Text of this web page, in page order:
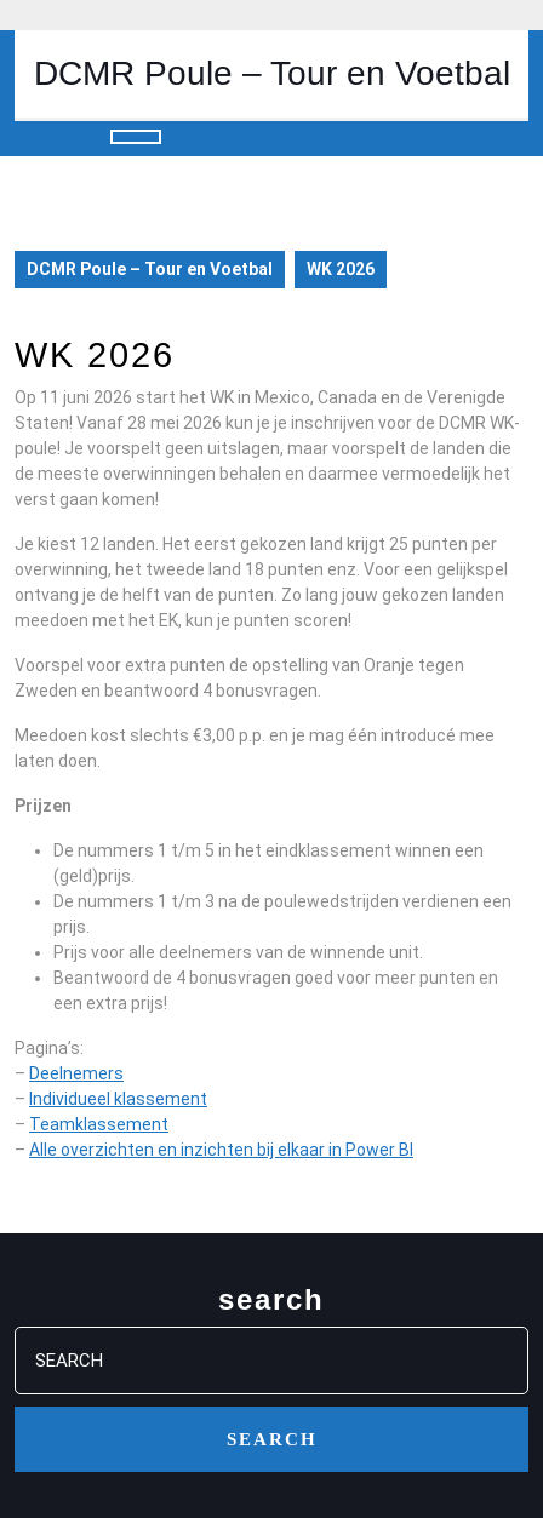
to
contentDCMR Poule – Tour en Voetbal
Button
DCMR Poule – Tour en Voetbal WK 2026
WK 2026
Op 11 juni 2026 start het WK in Mexico, Canada en de Verenigde
Staten! Vanaf 28 mei 2026 kun je je inschrijven voor de DCMR WK-
poule! Je voorspelt geen uitslagen, maar voorspelt de landen die
de meeste overwinningen behalen en daarmee vermoedelijk het
verst gaan komen!
Je kiest 12 landen. Het eerst gekozen land krijgt 25 punten per
overwinning, het tweede land 18 punten enz. Voor een gelijkspel
ontvang je de helft van de punten. Zo lang jouw gekozen landen
meedoen met het EK, kun je punten scoren!
Voorspel voor extra punten de opstelling van Oranje tegen
Zweden en beantwoord 4 bonusvragen.
Meedoen kost slechts €3,00 p.p. en je mag één introducé mee
laten doen.
Prijzen
De nummers 1 t/m 5 in het eindklassement winnen een
(geld)prijs.
De nummers 1 t/m 3 na de poulewedstrijden verdienen een
prijs.
Prijs voor alle deelnemers van de winnende unit.
Beantwoord de 4 bonusvragen goed voor meer punten en
een extra prijs!
Pagina’s:
– Deelnemers
– Individueel klassement
– Teamklassement
– Alle overzichten en inzichten bij elkaar in Power BI
search
Search
for: